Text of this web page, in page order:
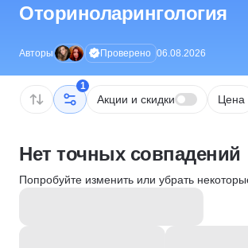
Оториноларингология
Авторы Проверено 06.08.2026
1
Акции и скидки Цена
Нет точных совпадений
Попробуйте изменить или убрать